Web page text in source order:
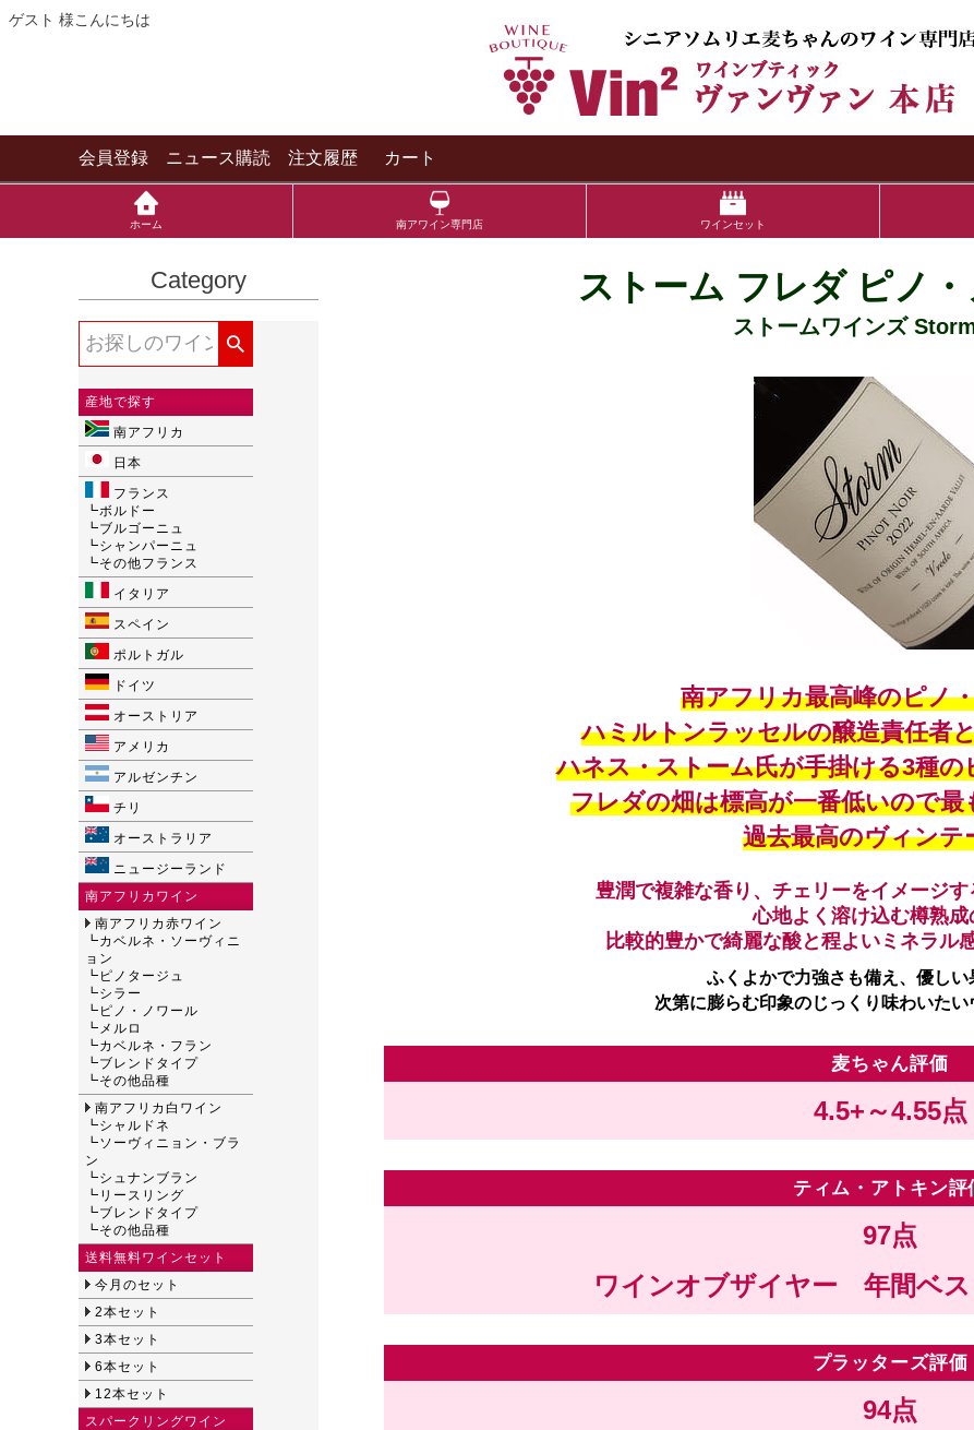
ゲスト 様こんにちは
会員登録 ニュース購読 注文履歴 カート
ホーム 南アワイン専門店 ワインセット
Category
産地で探す
南アフリカ
日本
フランス
┗ボルドー
┗ブルゴーニュ
┗シャンパーニュ
┗その他フランス
イタリア
スペイン
ポルトガル
ドイツ
オーストリア
アメリカ
アルゼンチン
チリ
オーストラリア
ニュージーランド
南アフリカワイン
南アフリカ赤ワイン
┗カベルネ・ソーヴィニ
ョン
┗ ピノタージュ
┗シラー
┗ ピノ・ノワール
┗ メルロ
┗カベルネ・フラン
┗ブレンドタイプ
┗その他品種
南アフリカ白ワイン
┗シャルドネ
┗ソーヴィニョン・ブラ
ン
┗シュナンブラン
┗ リースリング
┗ブレンドタイプ
┗その他品種
送料無料ワインセット
今月のセット
2本セット
3本セット
6本セット
12本セット
スパークリングワイン
ストーム フレダ ピノ
ストームワインズ
南アフリカ最高峰のピノ
ハミルトンラッセルの醸造責任者
ハネス・ストーム氏が手掛ける3種
フレダの畑は標高が一番低いので
過去最高のヴィンテ
豊潤で複雑な香り、チェリーをイメージ
心地よく溶け込む樽熟成
比較的豊かで綺麗な酸と程よいミネラル
ふくよかで力強さも備え、優しい
次第に膨らむ印象のじっくり味わいたい
麦ちゃん評価
4.5+～4.55点
ティム・アトキン評
97点
ワインオブザイヤー 年間ベ
プラッターズ評価
94点